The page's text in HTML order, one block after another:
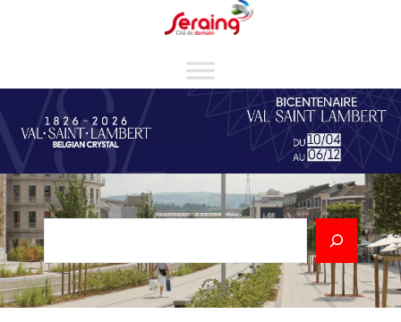
Rechercher
Cookies management panel